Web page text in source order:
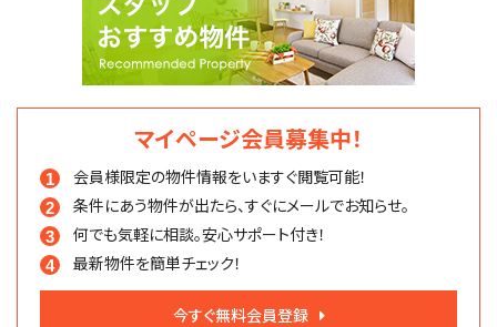
マイページ会員募集中！
会員様限定の物件情報をいますぐ閲覧可能！
条件にあう物件が出たら、すぐにメールでお知らせ。
何でも気軽に相談。安心サポート付き！
最新物件を簡単チェック！
今すぐ無料会員登録